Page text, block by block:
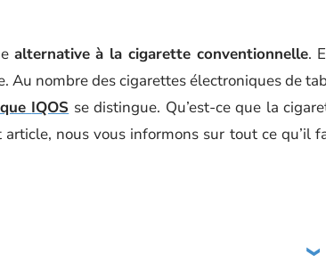
alternative à la cigarette conventionnelle.
Au nombre des cigarettes électroniques de
IQOS se distingue. Qu’est-ce que la
article, nous vous informons sur tout ce qu’il